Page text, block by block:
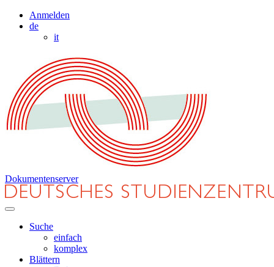
Anmelden
de
it
Dokumentenserver
Suche
einfach
komplex
Blättern